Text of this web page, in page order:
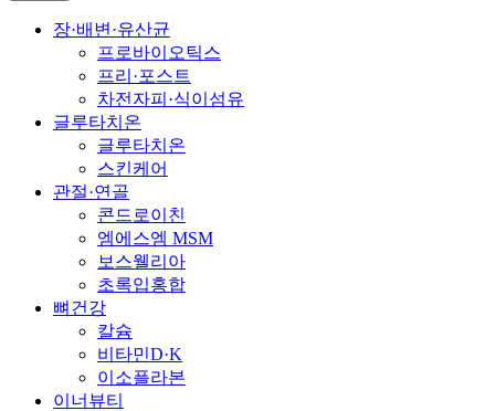
장·배변·유산균
프로바이오틱스
프리·포스트
차전자피·식이섬유
글루타치온
글루타치온
스킨케어
관절·연골
콘드로이친
엠에스엠 MSM
보스웰리아
초록입홍합
뼈건강
칼슘
비타민D·K
이소플라본
이너뷰티